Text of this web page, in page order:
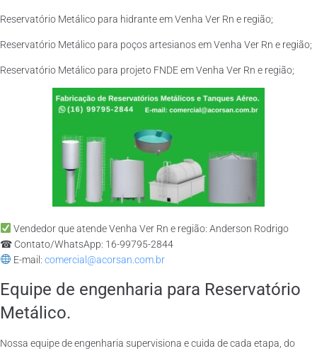
Reservatório Metálico para hidrante em Venha Ver Rn e região;
Reservatório Metálico para poços artesianos em Venha Ver Rn e região;
Reservatório Metálico para projeto FNDE em Venha Ver Rn e região;
Vendedor que atende Venha Ver Rn e região: Anderson Rodrigo
☎ Contato/WhatsApp: 16-99795-2844
E-mail: comercial@acorsan.com.br
Equipe de engenharia para Reservatório
Metálico.
Nossa equipe de engenharia supervisiona e cuida de cada etapa, do